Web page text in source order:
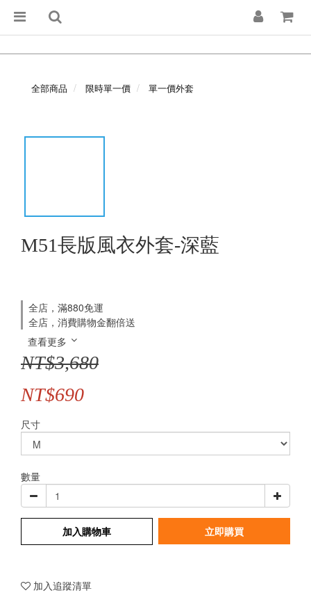
全部商品 限時單一價 單一價外套
M51長版風衣外套-深藍
全店，滿880免運
全店，消費購物金翻倍送
查看更多
NT$3,680
NT$690
尺寸
數量
加入購物車 立即購買
加入追蹤清單